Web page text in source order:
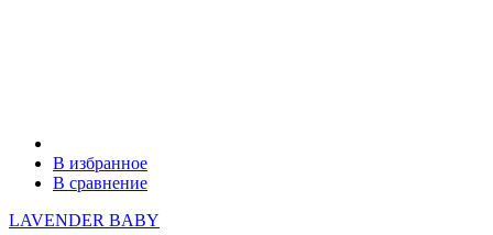
В избранное
В сравнение
LAVENDER BABY